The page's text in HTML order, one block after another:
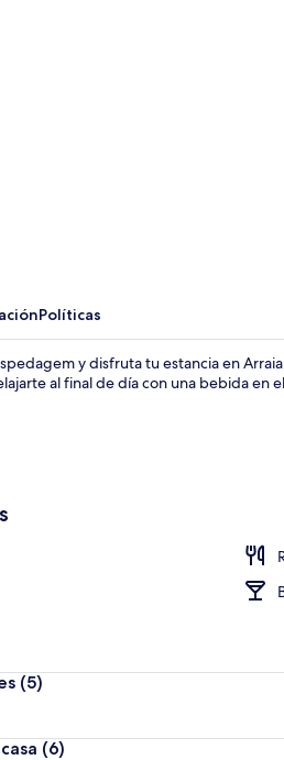
Políticas
y disfruta tu estancia en
al final de día con una bebida en
(5)
(6)